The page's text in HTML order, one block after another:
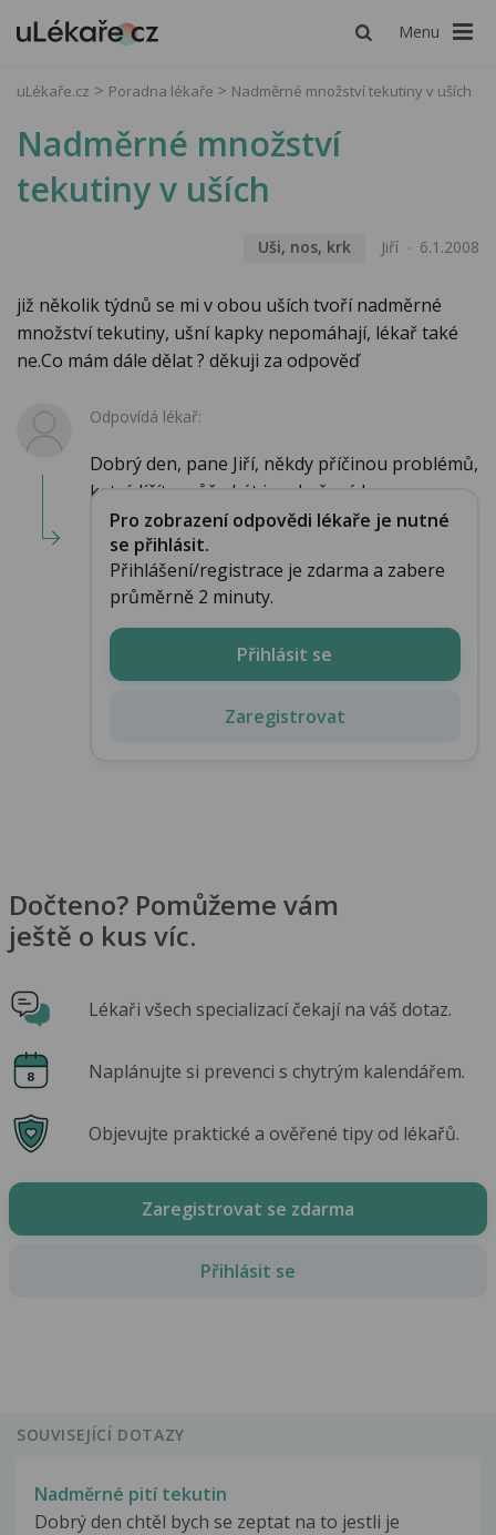
Menu
uLékaře.cz Poradna lékaře Nadměrné množství tekutiny v uších
Nadměrné množství
tekutiny v uších
Uši, nos, krk Jiří 6.1.2008
již několik týdnů se mi v obou uších tvoří nadměrné
množství tekutiny, ušní kapky nepomáhají, lékař také
ne.Co mám dále dělat ? děkuji za odpověď
Odpovídá lékař:
Dobrý den, pane Jiří, někdy příčinou problémů,
ketré líčíte může být i nadměrná hy...
Pro zobrazení odpovědi lékaře je nutné
se přihlásit.
Přihlášení/registrace je zdarma a zabere
průměrně 2 minuty.
Přihlásit se
Zaregistrovat
Dočteno? Pomůžeme vám
ještě o kus víc.
Lékaři všech specializací čekají na váš dotaz.
Naplánujte si prevenci s chytrým kalendářem.
Objevujte praktické a ověřené tipy od lékařů.
Zaregistrovat se zdarma
Přihlásit se
SOUVISEJÍCÍ DOTAZY
Nadměrné pití tekutin
Dobrý den chtěl bych se zeptat na to jestli je